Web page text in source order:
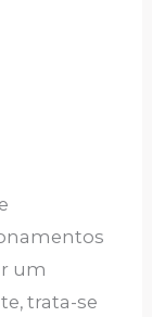
um
trata-se